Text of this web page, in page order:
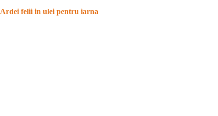
Ardei felii in ulei pentru iarna